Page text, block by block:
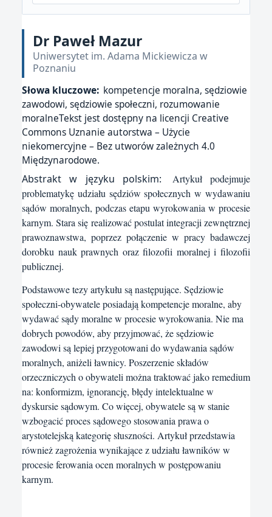
Dr Paweł Mazur
Uniwersytet im. Adama Mickiewicza w
Poznaniu
Słowa kluczowe: kompetencje moralna, sędziowie
zawodowi, sędziowie społeczni, rozumowanie
moralneTekst jest dostępny na licencji Creative
Commons Uznanie autorstwa – Użycie
niekomercyjne – Bez utworów zależnych 4.0
Międzynarodowe.
Abstrakt w języku polskim:
Artykuł podejmuje
problematykę udziału sędziów społecznych w wydawaniu
sądów moralnych, podczas etapu wyrokowania w procesie
karnym. Stara się realizować postulat integracji zewnętrznej
prawoznawstwa, poprzez połączenie w pracy badawczej
dorobku nauk prawnych oraz filozofii moralnej i filozofii
publicznej.
Podstawowe tezy artykułu są następujące. Sędziowie
społeczni-obywatele posiadają kompetencje moralne, aby
wydawać sądy moralne w procesie wyrokowania. Nie ma
dobrych powodów, aby przyjmować, że sędziowie
zawodowi są lepiej przygotowani do wydawania sądów
moralnych, aniżeli ławnicy. Poszerzenie składów
orzeczniczych o obywateli można traktować jako remedium
na: konformizm, ignorancję, błędy intelektualne w
dyskursie sądowym. Co więcej, obywatele są w stanie
wzbogacić proces sądowego stosowania prawa o
arystotelejską kategorię słuszności. Artykuł przedstawia
również zagrożenia wynikające z udziału ławników w
procesie ferowania ocen moralnych w postępowaniu
karnym.